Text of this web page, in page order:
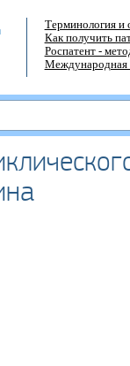
Терминология и
Как получить
Роспатент -
Международная